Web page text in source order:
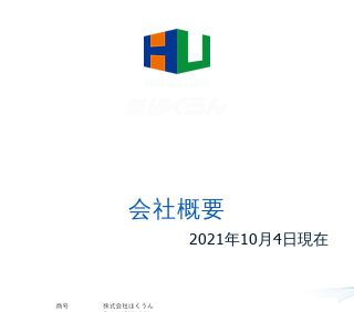
会社概要
​2021年10月4日現在